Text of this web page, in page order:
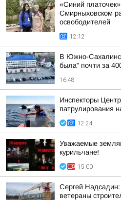
«Синий
Смирныховском
освободителей
12:12
В Южно-
была" почти за
16:48
Инспекторы
патрулирования
12:24
Уважаемые
курильчане!
15:00
Сергей
ветераны